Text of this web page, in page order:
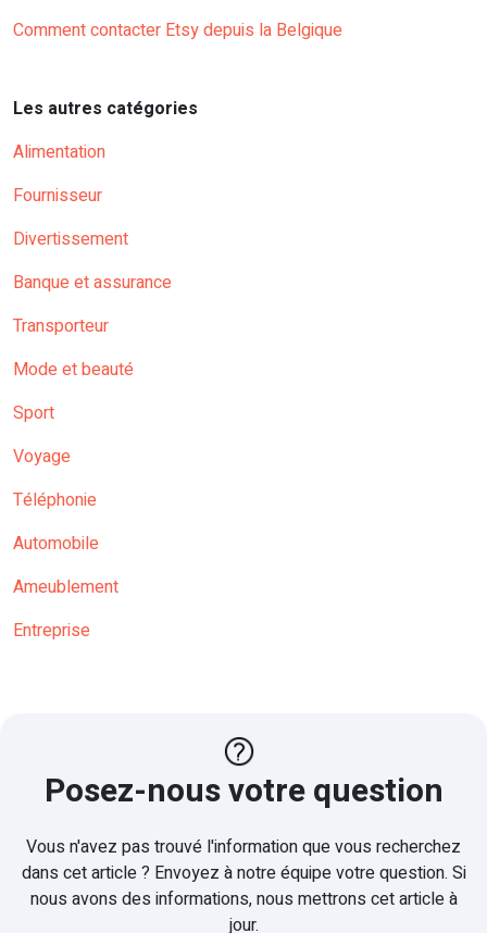
Comment contacter Etsy depuis la Belgique
Les autres catégories
Alimentation
Fournisseur
Divertissement
Banque et assurance
Transporteur
Mode et beauté
Sport
Voyage
Téléphonie
Automobile
Ameublement
Entreprise
Posez-nous votre question
Vous n'avez pas trouvé l'information que vous recherchez
dans cet article ? Envoyez à notre équipe votre question. Si
nous avons des informations, nous mettrons cet article à
jour.